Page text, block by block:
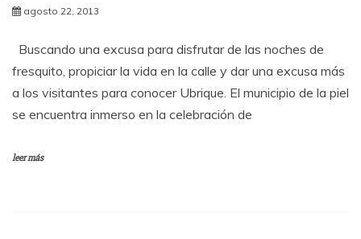
agosto 22, 2013
Buscando una excusa para disfrutar de las noches de
fresquito, propiciar la vida en la calle y dar una excusa más
a los visitantes para conocer Ubrique. El municipio de la piel
se encuentra inmerso en la celebración de
leer más